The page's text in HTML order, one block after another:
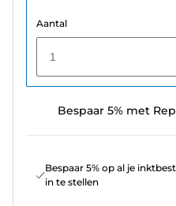
Aantal
1
Bespaar 5% met
Bespaar 5% op al je
in te stellen